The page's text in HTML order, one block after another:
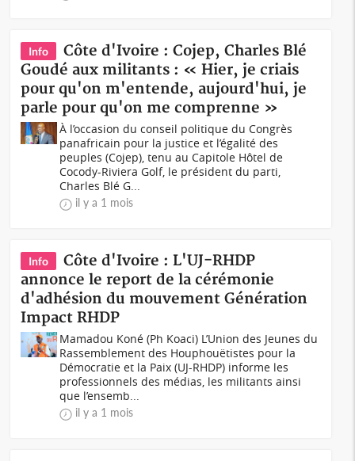
Info
Côte d'Ivoire : Cojep, Charles Blé
Goudé aux militants : « Hier, je criais
pour qu'on m'entende, aujourd'hui, je
parle pour qu'on me comprenne »
À l’occasion du conseil politique du Congrès
panafricain pour la justice et l’égalité des
peuples (Cojep), tenu au Capitole Hôtel de
Cocody-Riviera Golf, le président du parti,
Charles Blé G...
il y a 1 mois
Info
Côte d'Ivoire : L'UJ-RHDP
annonce le report de la cérémonie
d'adhésion du mouvement Génération
Impact RHDP
Mamadou Koné (Ph Koaci) L’Union des Jeunes du
Rassemblement des Houphouëtistes pour la
Démocratie et la Paix (UJ-RHDP) informe les
professionnels des médias, les militants ainsi
que l’ensemb...
il y a 1 mois